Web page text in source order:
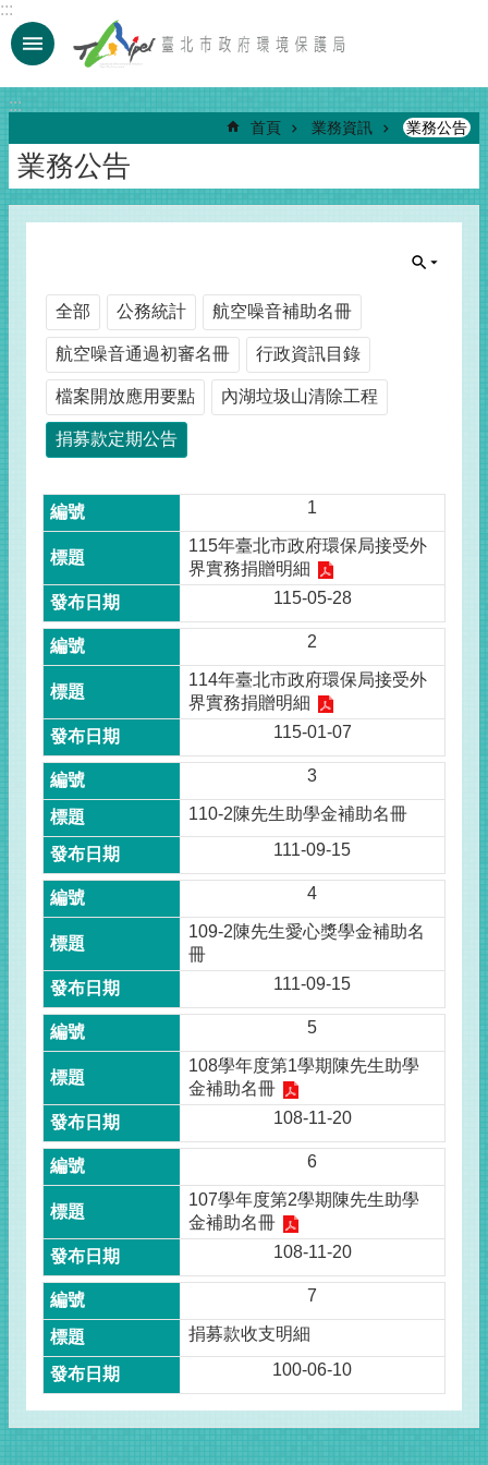
跳到主要內容區塊
:::
:::
首頁 業務資訊 業務公告
業務公告
全部 公務統計 航空噪音補助名冊
航空噪音通過初審名冊 行政資訊目錄
檔案開放應用要點 內湖垃圾山清除工程
捐募款定期公告
1
115年臺北市政府環保局接受外
界實務捐贈明細
115-05-28
2
114年臺北市政府環保局接受外
界實務捐贈明細
115-01-07
3
110-2陳先生助學金補助名冊
111-09-15
4
109-2陳先生愛心獎學金補助名
冊
111-09-15
5
108學年度第1學期陳先生助學
金補助名冊
108-11-20
6
107學年度第2學期陳先生助學
金補助名冊
108-11-20
7
捐募款收支明細
100-06-10